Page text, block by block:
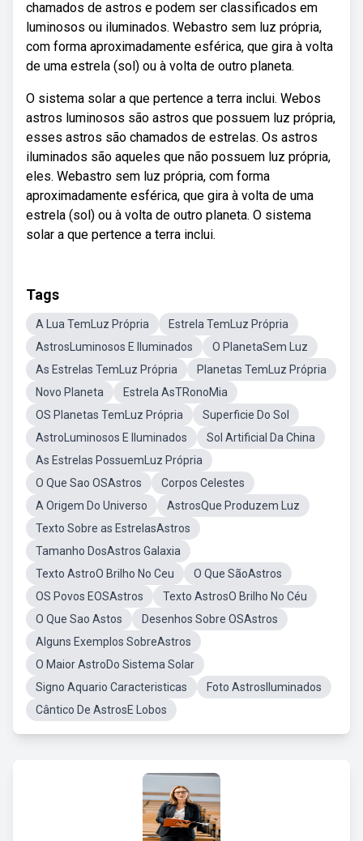
chamados de astros e podem ser classificados em
luminosos ou iluminados. Webastro sem luz própria,
com forma aproximadamente esférica, que gira à volta
de uma estrela (sol) ou à volta de outro planeta.
O sistema solar a que pertence a terra inclui. Webos
astros luminosos são astros que possuem luz própria,
esses astros são chamados de estrelas. Os astros
iluminados são aqueles que não possuem luz própria,
eles. Webastro sem luz própria, com forma
aproximadamente esférica, que gira à volta de uma
estrela (sol) ou à volta de outro planeta. O sistema
solar a que pertence a terra inclui.
Tags
A Lua TemLuz Própria
Estrela TemLuz Própria
AstrosLuminosos E Iluminados
O PlanetaSem Luz
As Estrelas TemLuz Própria
Planetas TemLuz Própria
Novo Planeta
Estrela AsTRonoMia
OS Planetas TemLuz Própria
Superficie Do Sol
AstroLuminosos E Iluminados
Sol Artificial Da China
As Estrelas PossuemLuz Própria
O Que Sao OSAstros
Corpos Celestes
A Origem Do Universo
AstrosQue Produzem Luz
Texto Sobre as EstrelasAstros
Tamanho DosAstros Galaxia
Texto AstroO Brilho No Ceu
O Que SãoAstros
OS Povos EOSAstros
Texto AstrosO Brilho No Céu
O Que Sao Astos
Desenhos Sobre OSAstros
Alguns Exemplos SobreAstros
O Maior AstroDo Sistema Solar
Signo Aquario Caracteristicas
Foto AstrosIluminados
Cântico De AstrosE Lobos